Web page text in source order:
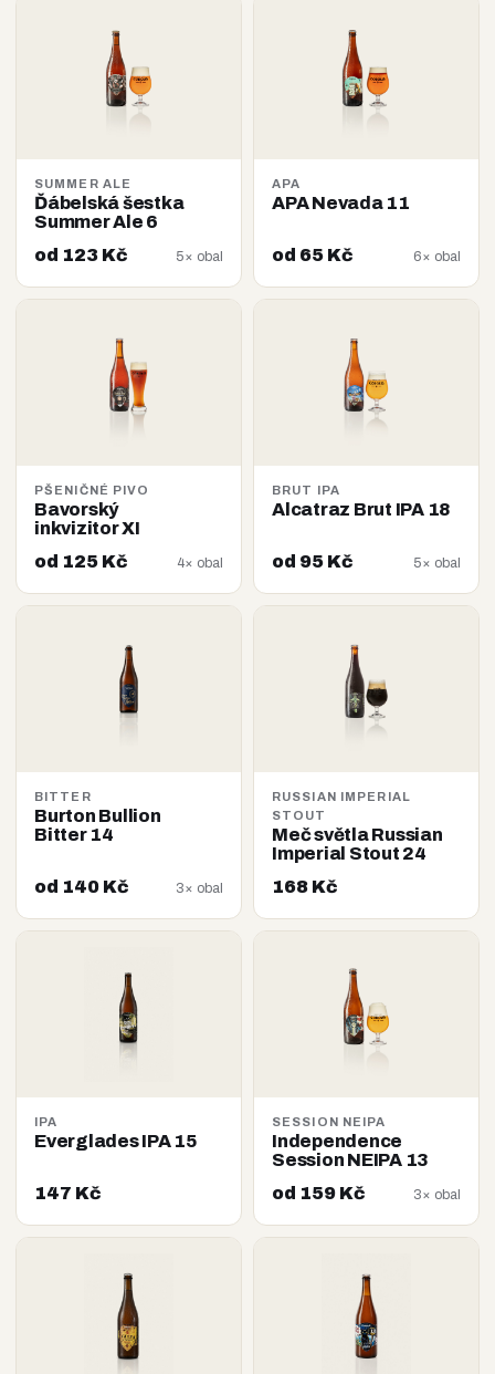
SUMMER ALE
Ďábelská šestka
Summer Ale 6
od 123 Kč
5× obal
APA
APA Nevada 11
od 65 Kč 6× obal
PŠENIČNÉ PIVO
Bavorský
inkvizitor XI
od 125 Kč
4× obal
BRUT IPA
Alcatraz Brut IPA 18
od 95 Kč 5× obal
BITTER
Burton Bullion
Bitter 14
od 140 Kč 3× obal
RUSSIAN IMPERIAL
STOUT
Meč světla Russian
Imperial Stout 24
168 Kč
IPA
Everglades IPA 15
147 Kč
SESSION NEIPA
Independence
Session NEIPA 13
od 159 Kč
3× obal